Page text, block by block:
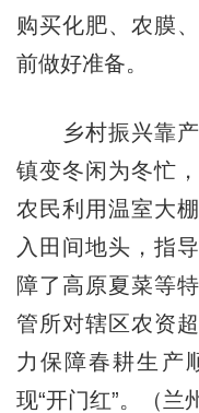
购买化肥、农膜
前做好准备。
乡村振兴靠产
镇变冬闲为冬忙
农民利用温室大
入田间地头，指
障了高原夏菜等
管所对辖区农资
力保障春耕生产
现“开门红”。（兰